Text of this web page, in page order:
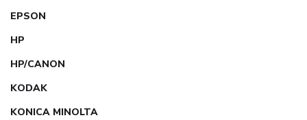
EPSON
HP
HP/CANON
KODAK
KONICA MINOLTA